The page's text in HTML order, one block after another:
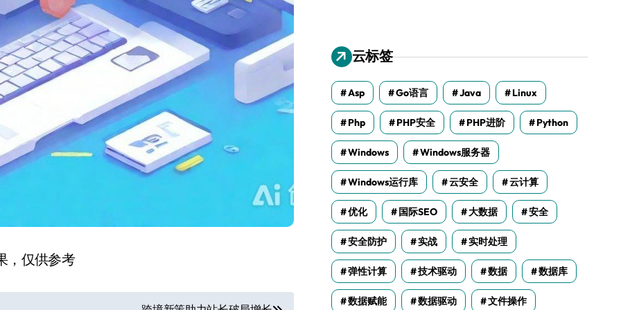
，仅供参考
云标签
Asp Go语言 Java Linux
Php PHP安全 PHP进阶 Python
Windows Windows服务器
Windows运行库 云安全 云计算
优化 国际SEO 大数据 安全
安全防护 实战 实时处理
弹性计算 技术驱动 数据 数据库
数据赋能 数据驱动 文件操作